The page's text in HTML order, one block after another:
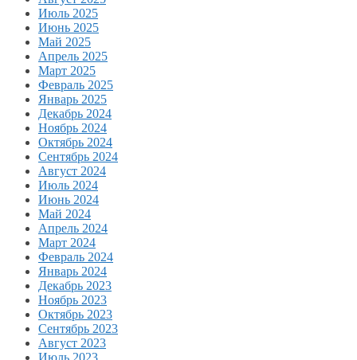
Июль 2025
Июнь 2025
Май 2025
Апрель 2025
Март 2025
Февраль 2025
Январь 2025
Декабрь 2024
Ноябрь 2024
Октябрь 2024
Сентябрь 2024
Август 2024
Июль 2024
Июнь 2024
Май 2024
Апрель 2024
Март 2024
Февраль 2024
Январь 2024
Декабрь 2023
Ноябрь 2023
Октябрь 2023
Сентябрь 2023
Август 2023
Июль 2023